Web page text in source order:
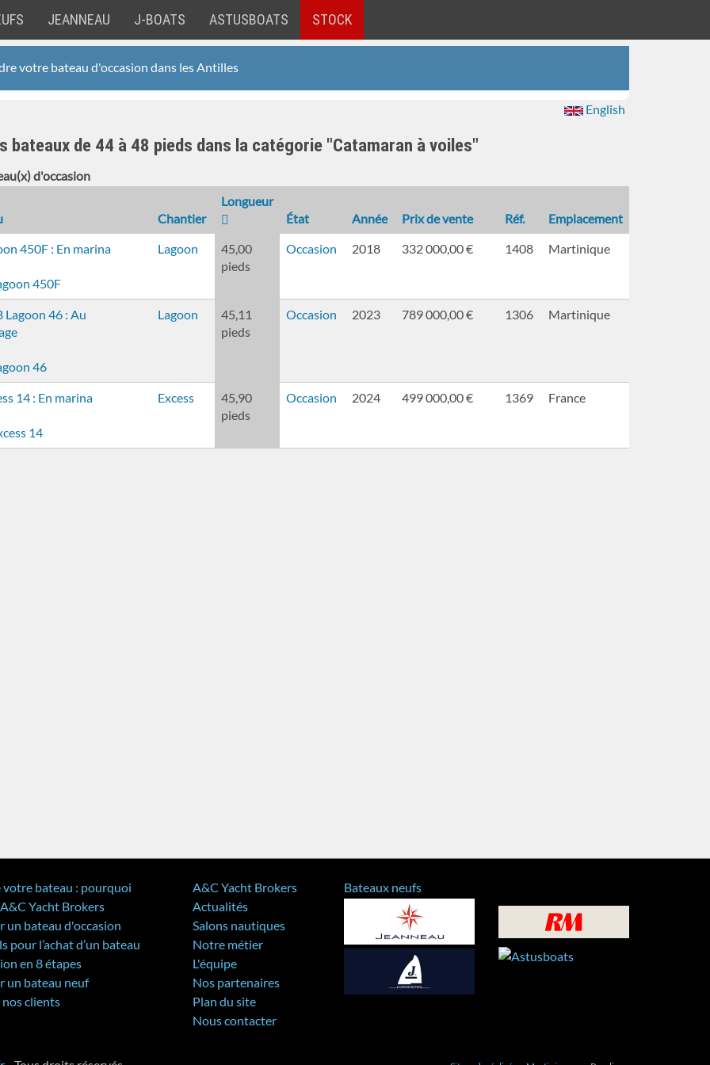
JEANNEAU J-BOATS ASTUSBOATS STOCK
votre bateau d'occasion dans les Antilles
English
bateaux de 44 à 48 pieds dans la catégorie "Catamaran à voiles"
d'occasion
Chantier
Longueur
État
Année Prix de vente Réf. Emplacement
450F
Lagoon
45,00
pieds
Occasion 2018 332 000,00 € 1408 Martinique
46
Lagoon
45,11
pieds
Occasion 2023 789 000,00 € 1306 Martinique
14
Excess
45,90
pieds
Occasion 2024 499 000,00 € 1369 France
votre bateau : pourquoi
Yacht Brokers
un bateau d'occasion
pour l’achat d’un bateau
en 8 étapes
un bateau neuf
nos clients
A&C Yacht Brokers
Actualités
Salons nautiques
Notre métier
L'équipe
Nos partenaires
Plan du site
Nous contacter
Bateaux neufs